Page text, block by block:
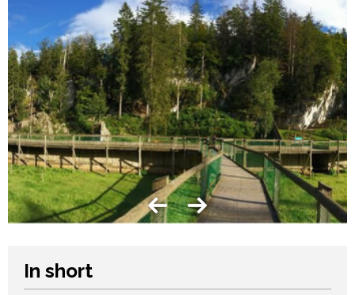
In short